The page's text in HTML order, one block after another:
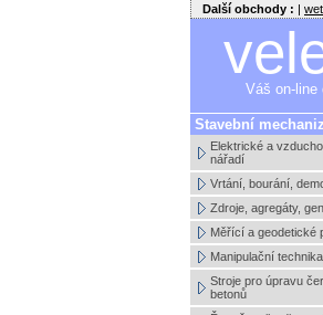
Další obchody : |
Váš on-line
Stavební
Elektrické a
nářadí
Vrtání, bourání,
Zdroje, agregáty,
Měřící a geodetické
Manipulační technika
Stroje pro úpravu
betonů